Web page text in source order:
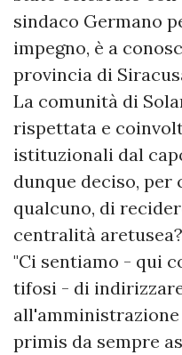
sindaco Germano
impegno, è a
provincia di
La comunità di
rispettata e
istituzionali dal
dunque deciso,
qualcuno, di
centralità
"Ci sentiamo - qui
tifosi - di
primis da sempre